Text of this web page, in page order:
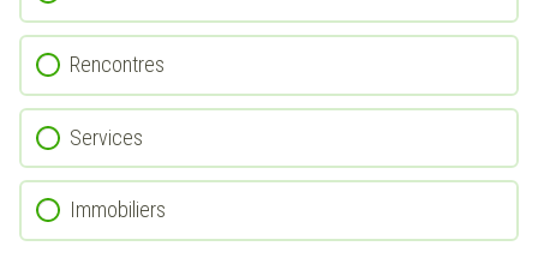
Rencontres
Services
Immobiliers